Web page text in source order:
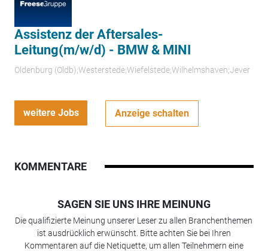
Assistenz der Aftersales-
Leitung(m/w/d) - BMW & MINI
Oldenburg (Oldb);Westerstede;Wiefelstede;Wilhelmshaven;Jever
weitere Jobs Anzeige schalten
KOMMENTARE
SAGEN SIE UNS IHRE MEINUNG
Die qualifizierte Meinung unserer Leser zu allen Branchenthemen
ist ausdrücklich erwünscht. Bitte achten Sie bei Ihren
Kommentaren auf die Netiquette, um allen Teilnehmern eine